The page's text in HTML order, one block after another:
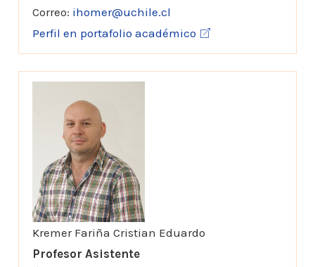
Correo: ihomer@uchile.cl
Perfil en portafolio académico
Kremer Fariña Cristian Eduardo
Profesor Asistente